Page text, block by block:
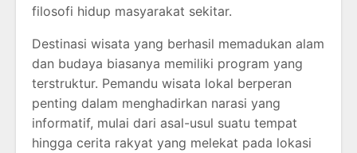
filosofi hidup masyarakat sekitar.
Destinasi wisata yang berhasil memadukan alam
dan budaya biasanya memiliki program yang
terstruktur. Pemandu wisata lokal berperan
penting dalam menghadirkan narasi yang
informatif, mulai dari asal-usul suatu tempat
hingga cerita rakyat yang melekat pada lokasi